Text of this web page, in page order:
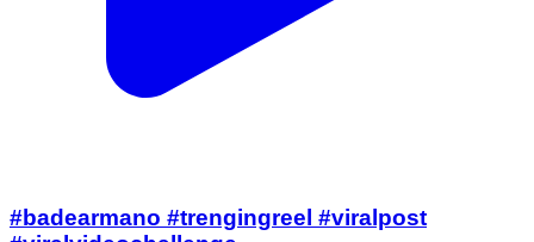
#badearmano #trengingreel #viralpost